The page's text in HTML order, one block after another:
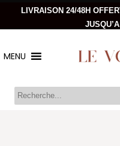
LIVRAISON 24/48H
MENU